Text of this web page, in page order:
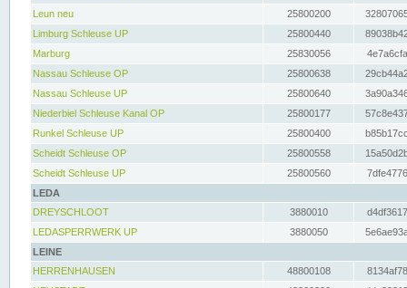
Leun neu
25800200
Limburg Schleuse UP
25800440
Marburg
25830056
Nassau Schleuse OP
25800638
Nassau Schleuse UP
25800640
Niederbiel Schleuse Kanal OP
25800177
Runkel Schleuse UP
25800400
Scheidt Schleuse OP
25800558
Scheidt Schleuse UP
25800560
LEDA
DREYSCHLOOT
3880010
LEDASPERRWERK UP
3880050
LEINE
HERRENHAUSEN
48800108